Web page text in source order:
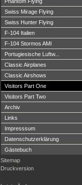
Swiss Mirage Flying
Swiss Hunter Flying
F-104 Italien
F-104 Stormos AMI
Portugiesische Luftw...
Classic Airplanes
Classic Airshows
Visitors Part One
Visitors Part Two
Archiv
Links
Impresssum
Datenschutzerklärung
Gästebuch
Sitemap
Druckversion